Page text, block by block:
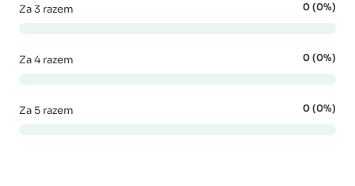
Za 3 razem 0 (0%)
Za 4 razem 0 (0%)
Za 5 razem 0 (0%)